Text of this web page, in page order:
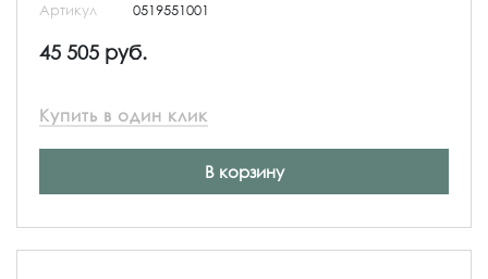
Артикул
0519551001
45 505 руб.
Купить в один клик
В корзину